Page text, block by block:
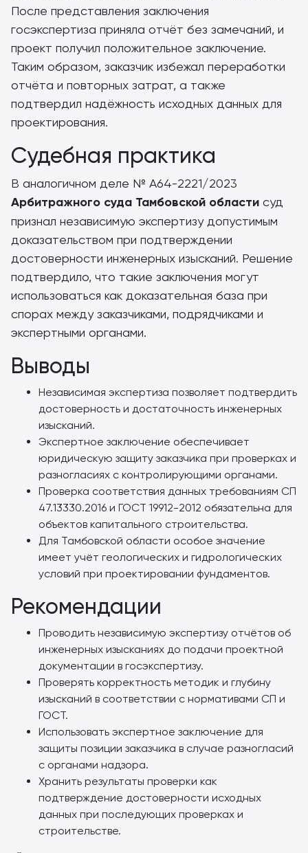
После представления заключения
госэкспертиза приняла отчёт без замечаний, и
проект получил положительное заключение.
Таким образом, заказчик избежал переработки
отчёта и повторных затрат, а также
подтвердил надёжность исходных данных для
проектирования.
Судебная практика
В аналогичном деле № А64-2221/2023
Арбитражного суда Тамбовской области суд
признал независимую экспертизу допустимым
доказательством при подтверждении
достоверности инженерных изысканий. Решение
подтвердило, что такие заключения могут
использоваться как доказательная база при
спорах между заказчиками, подрядчиками и
экспертными органами.
Выводы
Независимая экспертиза позволяет подтвердить
достоверность и достаточность инженерных
изысканий.
Экспертное заключение обеспечивает
юридическую защиту заказчика при проверках и
разногласиях с контролирующими органами.
Проверка соответствия данных требованиям СП
47.13330.2016 и ГОСТ 19912-2012 обязательна для
объектов капитального строительства.
Для Тамбовской области особое значение
имеет учёт геологических и гидрологических
условий при проектировании фундаментов.
Рекомендации
Проводить независимую экспертизу отчётов об
инженерных изысканиях до подачи проектной
документации в госэкспертизу.
Проверять корректность методик и глубину
изысканий в соответствии с нормативами СП и
ГОСТ.
Использовать экспертное заключение для
защиты позиции заказчика в случае разногласий
с органами надзора.
Хранить результаты проверки как
подтверждение достоверности исходных
данных при последующих проверках и
строительстве.